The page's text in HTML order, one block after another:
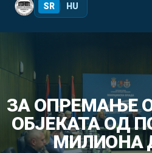
Your Company
SR HU
ЗА ОПРЕМАЊЕ
ОБЈЕКАТА ОД
МИЛИОНА